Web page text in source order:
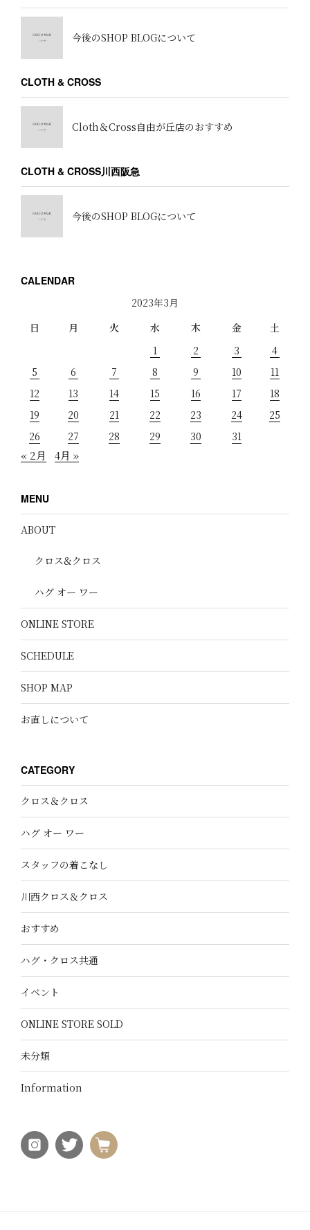
今後のSHOP BLOGについて
CLOTH & CROSS
Cloth＆Cross自由が丘店のおすすめ
CLOTH & CROSS川西阪急
今後のSHOP BLOGについて
CALENDAR
2023年3月
日
月 火 水 木 金
土
1
2 3
4
5
6 7 8 9 10
11
12
13 14 15 16 17
18
19
20 21 22 23 24
25
26
27 28 29 30 31
« 2月 4月 »
MENU
ABOUT
クロス&クロス
ハグ オー ワー
ONLINE STORE
SCHEDULE
SHOP MAP
お直しについて
CATEGORY
クロス＆クロス
ハグ オー ワー
スタッフの着こなし
川西クロス＆クロス
おすすめ
ハグ・クロス共通
イベント
ONLINE STORE SOLD
未分類
Information